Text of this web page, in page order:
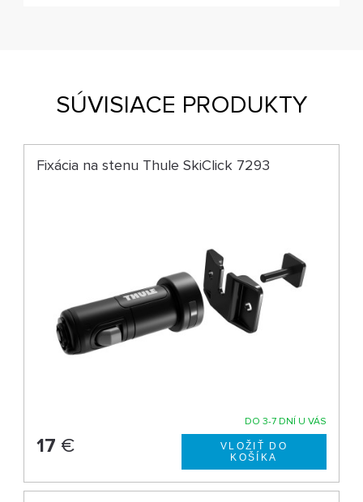
SÚVISIACE PRODUKTY
Fixácia na stenu Thule SkiClick 7293
DO 3-7 DNÍ U VÁS
17 €